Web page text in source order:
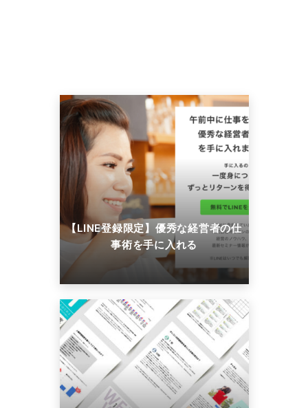
【LINE登録限定】優秀な経営者の仕
事術を手に入れる